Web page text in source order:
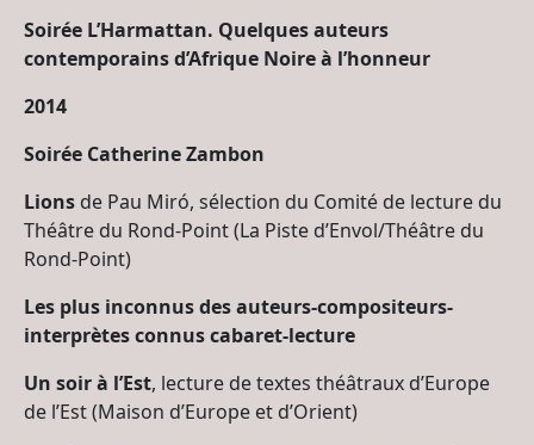
Soirée L’Harmattan. Quelques auteurs
contemporains d’Afrique Noire à l’honneur
2014
Soirée Catherine Zambon
Lions de Pau Miró, sélection du Comité de lecture du
Théâtre du Rond-Point (La Piste d’Envol/Théâtre du
Rond-Point)
Les plus inconnus des auteurs-compositeurs-
interprètes connus cabaret-lecture
Un soir à l’Est, lecture de textes théâtraux d’Europe
de l’Est (Maison d’Europe et d’Orient)